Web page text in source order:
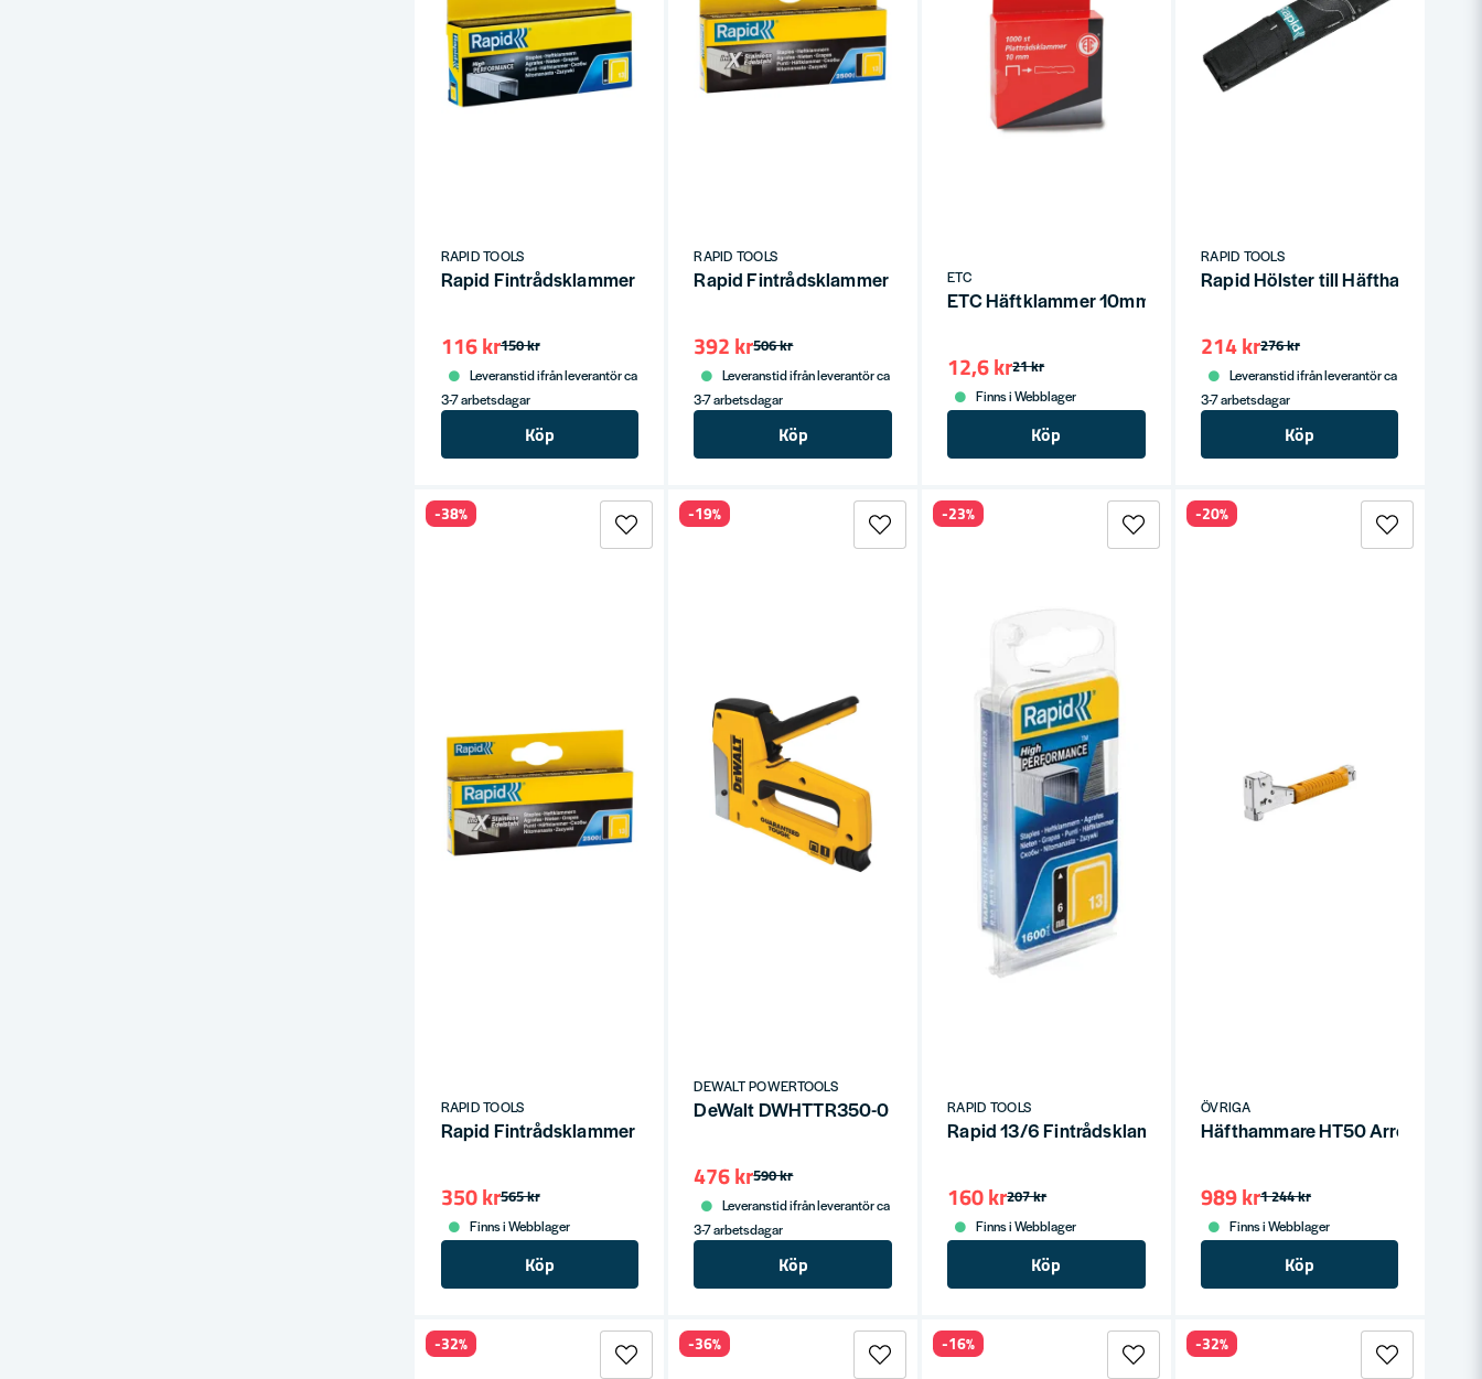
RAPID TOOLS
Rapid Fintrådsklammer 13/10 2500st
150 kr
116 kr
Leveranstid ifrån leverantör ca
3-7 arbetsdagar
Köp
RAPID TOOLS
Rapid Fintrådsklammer 13/6 SS 2500ST
506 kr
392 kr
Leveranstid ifrån leverantör ca
3-7 arbetsdagar
Köp
ETC
ETC Häftklammer 10mm 1,2x11,3mm 1000st
21 kr
12,6 kr
Finns i Webblager
Köp
RAPID TOOLS
Rapid Hölster till Häfthammare
276 kr
214 kr
Leveranstid ifrån leverantör ca
3-7 arbetsdagar
Köp
RAPID TOOLS
Rapid Fintrådsklammer 13/8 SS 2500ST
565 kr
350 kr
Finns i Webblager
Köp
-38%
DEWALT POWERTOOLS
DeWalt DWHTTR350-0 Häftapparat
590 kr
476 kr
Leveranstid ifrån leverantör ca
3-7 arbetsdagar
Köp
-19%
RAPID TOOLS
Rapid 13/6 Fintrådsklammer – 6mm, 5000st, Skonsam Häftning
207 kr
160 kr
Finns i Webblager
Köp
-23%
ÖVRIGA
Häfthammare HT50 Arrow
1 244 kr
989 kr
Finns i Webblager
Köp
-20%
-32% -36% -16% -32%